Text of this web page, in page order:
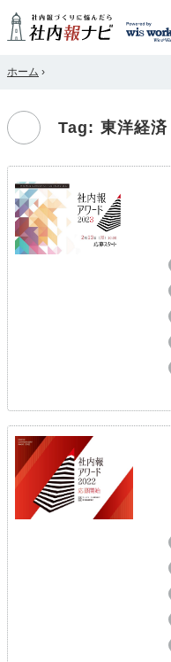
ホーム ›
Tag: 東洋経済